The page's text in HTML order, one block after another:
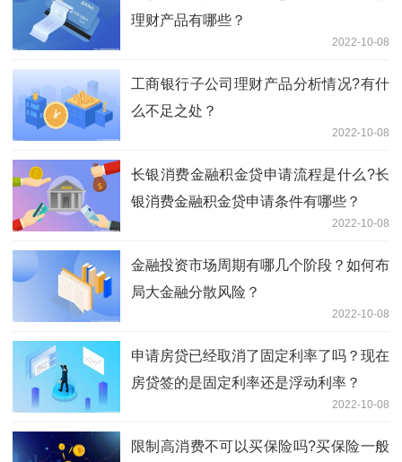
理财产品有哪些？
2022-10-08
工商银行子公司理财产品分析情况?有什
么不足之处？
2022-10-08
长银消费金融积金贷申请流程是什么?长
银消费金融积金贷申请条件有哪些？
2022-10-08
金融投资市场周期有哪几个阶段？如何布
局大金融分散风险？
2022-10-08
申请房贷已经取消了固定利率了吗？现在
房贷签的是固定利率还是浮动利率？
2022-10-08
限制高消费不可以买保险吗?买保险一般